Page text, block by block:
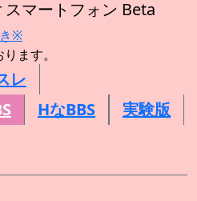
マートフォン Beta
※
ます。
レ
HなBBS
実験版